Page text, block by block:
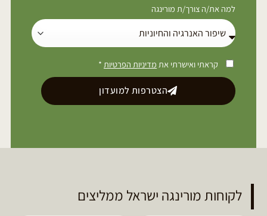
למה את/ה צורך/ת מורינגה
קראתי ואישרתי את מדיניות הפרטיות *
הצטרפות למועדון
לקוחות מורינגה ישראל ממליצים